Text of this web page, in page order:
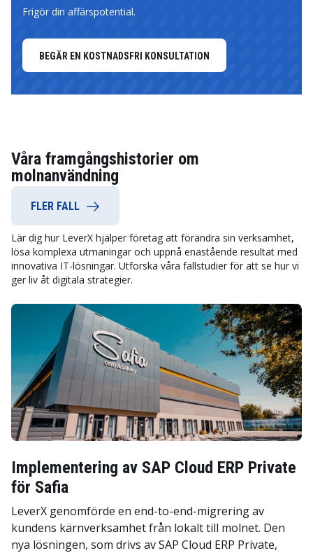
Frigör din affärspotential.
BEGÄR EN KOSTNADSFRI KONSULTATION
Våra framgångshistorier om
molnanvändning
FLER FALL
Lär dig hur LeverX hjälper företag att förändra sin verksamhet,
lösa komplexa utmaningar och uppnå enastående resultat med
innovativa IT-lösningar. Utforska våra fallstudier för att se hur vi
ger liv åt digitala strategier.
Implementering av SAP Cloud ERP Private
för Safia
LeverX genomförde en end-to-end-migrering av
kundens kärnverksamhet från lokalt till molnet. Den
nya lösningen, som drivs av SAP Cloud ERP Private,